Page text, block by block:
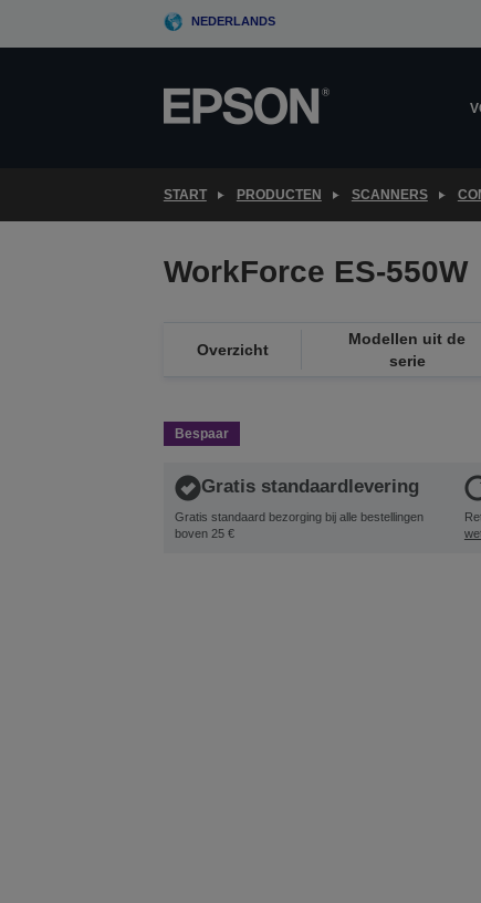
NEDERLANDS
START PRODUCTEN SCANNERS
WorkForce ES-550W
Overzicht
Modellen uit de
serie
Bespaar
Gratis standaardlevering
Gratis standaard bezorging bij alle bestellingen
boven 25 €